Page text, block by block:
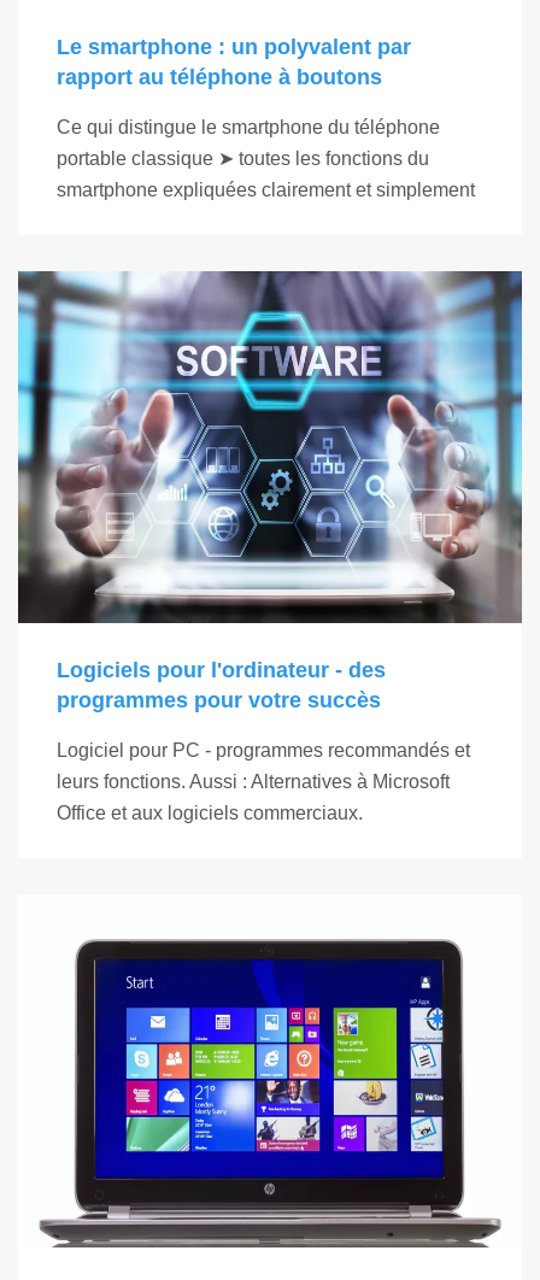
Le smartphone : un polyvalent par
rapport au téléphone à boutons
Ce qui distingue le smartphone du téléphone
portable classique ➤ toutes les fonctions du
smartphone expliquées clairement et simplement
Logiciels pour l'ordinateur - des
programmes pour votre succès
Logiciel pour PC - programmes recommandés et
leurs fonctions. Aussi : Alternatives à Microsoft
Office et aux logiciels commerciaux.